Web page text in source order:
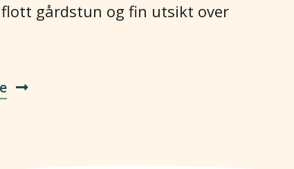
gårdstun og fin utsikt over